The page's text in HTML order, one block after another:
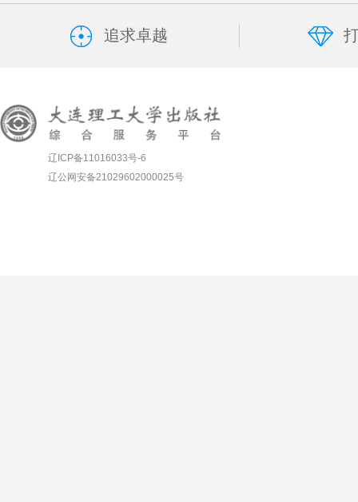
追求卓越
辽ICP备11016033号-6
辽公网安备21029602000025号